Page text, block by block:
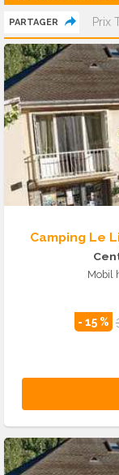
PARTAGER Prix
Camping Le
Mobil
- 15 %